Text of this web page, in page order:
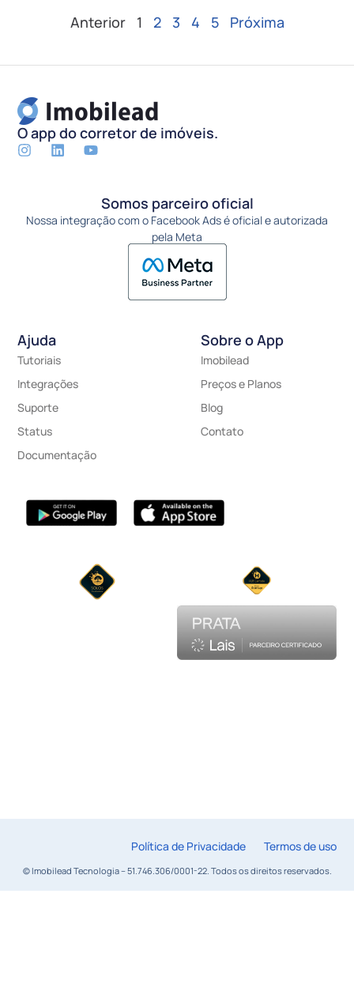
Anterior 1 2 3 4 5 Próxima
O app do corretor de imóveis.
Sobre o App
Imobilead
Preços e Planos
Blog
Contato
Ajuda
Tutoriais
Integrações
Suporte
Status
Documentação
Somos parceiro oficial
Nossa integração com o Facebook Ads é oficial e autorizada
pela Meta
© Imobilead Tecnologia – 51.746.306/0001-22. Todos os direitos reservados.
Política de Privacidade Termos de uso